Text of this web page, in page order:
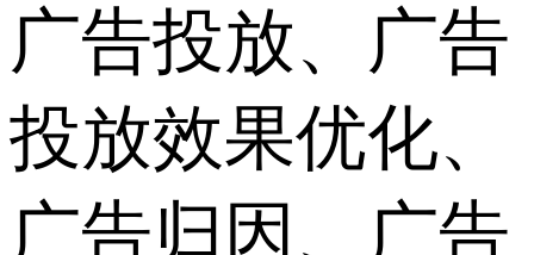
广告投放、广告
投放效果优化、
广告归因、广告